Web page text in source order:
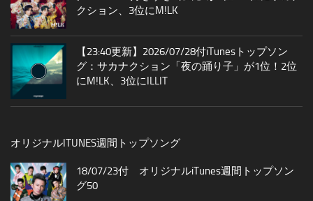
クション、3位にM!LK
【23:40更新】2026/07/28付iTunesトップソン
グ：サカナクション「夜の踊り子」が1位！2位
にM!LK、3位にILLIT
オリジナルITUNES週間トップソング
18/07/23付 オリジナルiTunes週間トップソン
グ50